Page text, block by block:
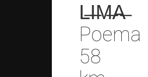
L̶I̶M̶A̶
Poema
58